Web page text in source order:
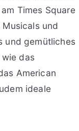
Times Square
und
und gemütliches
das
American
ideale